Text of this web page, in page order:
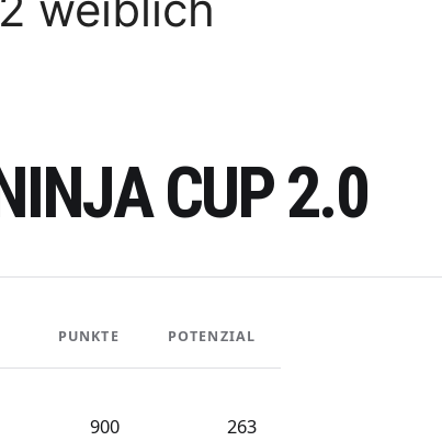
CUP 2.0
PUNKTE POTENZIAL
900 263